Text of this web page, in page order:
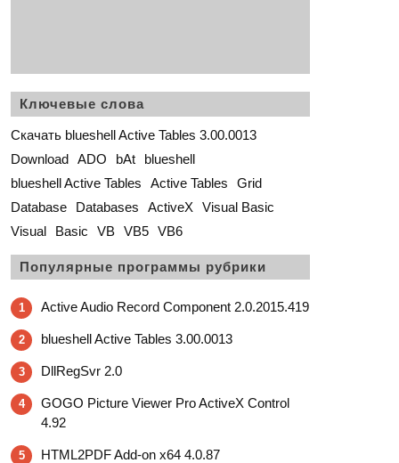
Ключевые слова
Скачать blueshell Active Tables 3.00.0013
Download ADO bAt
blueshell
blueshell Active Tables
Active Tables
Grid
Database
Databases ActiveX Visual Basic
Visual
Basic VB VB5 VB6
Популярные программы рубрики
1 Active Audio Record Component 2.0.2015.419
2 blueshell Active Tables 3.00.0013
3 DllRegSvr 2.0
4
GOGO Picture Viewer Pro ActiveX Control
4.92
5 HTML2PDF Add-on x64 4.0.87